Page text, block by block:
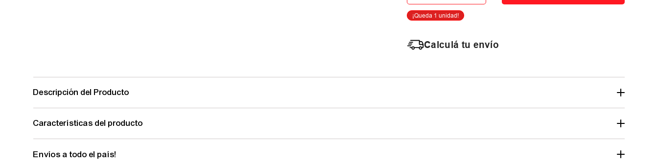
Calculá tu envío
Descripción del Producto
Características del producto
Envíos a todo el país!